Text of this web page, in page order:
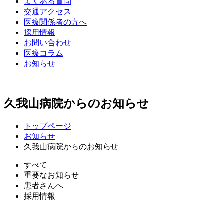
交通アクセス
医療関係者の方へ
採用情報
お問い合わせ
医療コラム
お知らせ
久我山病院からのお知らせ
トップページ
お知らせ
久我山病院からのお知らせ
すべて
重要なお知らせ
患者さんへ
採用情報